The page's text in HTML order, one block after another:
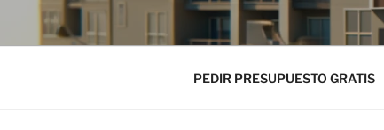
PEDIR PRESUPUESTO GRATIS